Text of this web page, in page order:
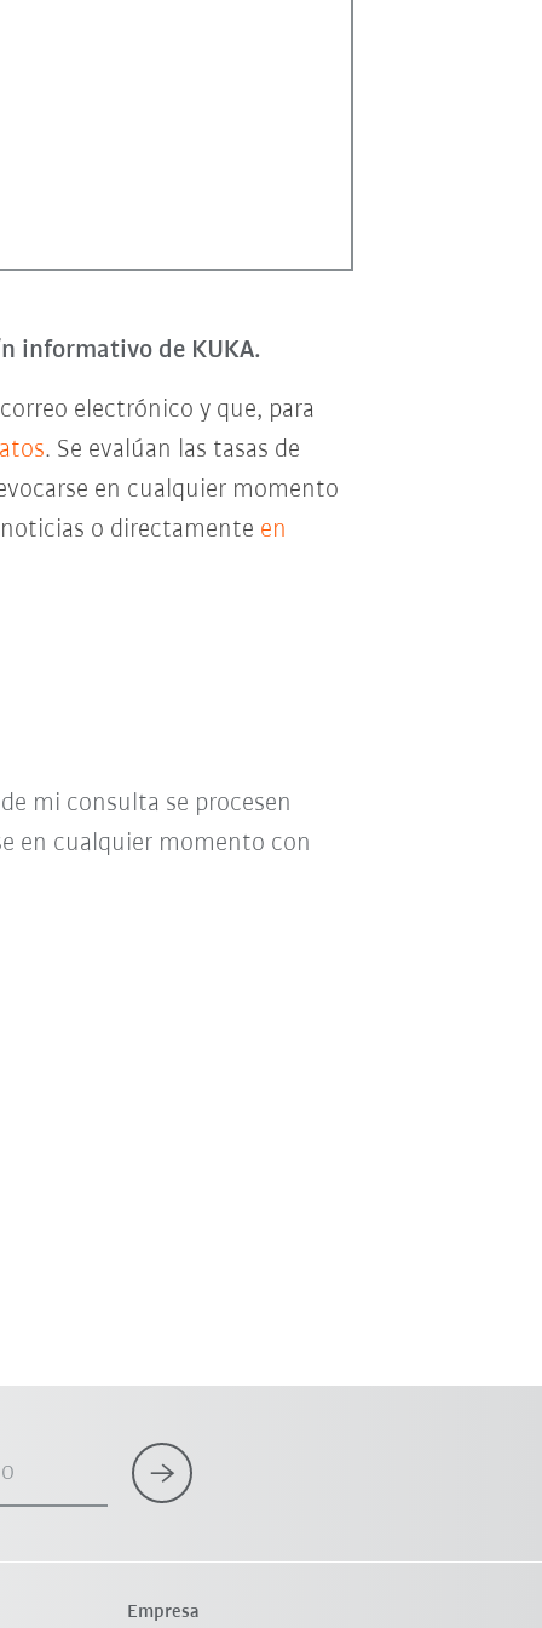
informativo de KUKA.
electrónico y que, para
. Se evalúan las tasas de
en cualquier momento
o directamente en
mi consulta se procesen
en cualquier momento con
Empresa